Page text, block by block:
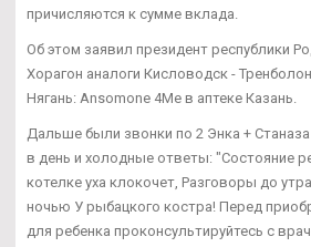
причисляются к сумме вклада.
Об этом заявил президент республики
Хорагон аналоги Кисловодск -
Нягань: Ansomone 4Me в аптеке Казань.
Дальше были звонки по 2 Энка +
в день и холодные ответы: "Состояние
котелке уха клокочет, Разговоры до
ночью У рыбацкого костра! Перед
для ребенка проконсультируйтесь с